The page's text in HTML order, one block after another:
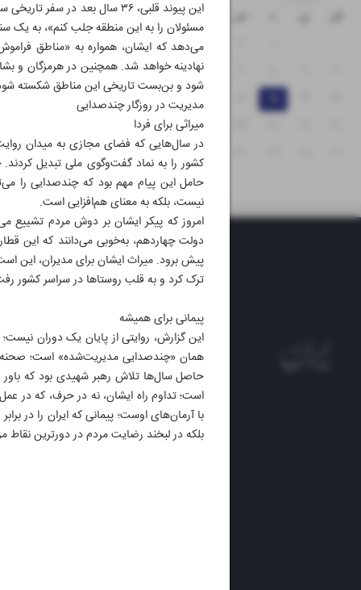
مسئولان را به این منطقه جلب کنم»، به
می‌دهد که ایشان، همواره به «مناطق
نهادینه خواهد شد. همچنین در هرمزگان و
شود و بن‌بست تاریخی این مناطق شکسته
مدیریت در روزگار چندصدایی
میراثی برای فردا
در سال‌هایی که فضای مجازی به میدان
کشور را به نماد گفت‌وگوی ملی تبدیل
حامل این پیام مهم بود که چندصدایی را
نیست، بلکه به معنای هم‌افزایی است.
امروز که پیکر ایشان بر دوش مردم تشییع
پیش برود. میراث ایشان برای مدیران، این
ترک کرد و به قلب روستاها در سراسر کشور
پیمانی برای همیشه
این گزارش، روایتی از پایان یک دوران
همان «چندصدایی مدیریت‌شده» است؛
حاصل سال‌ها تلاش رهبر شهیدی بود که
است؛ تداوم راه ایشان، نه در حرف، که در
بلکه در لبخند رضایت مردم در دورترین
پ ج
۴
۵
۱۱
۱۲
۱۸
۱۹
۲۴ ۲۵
۲۶
۳۱